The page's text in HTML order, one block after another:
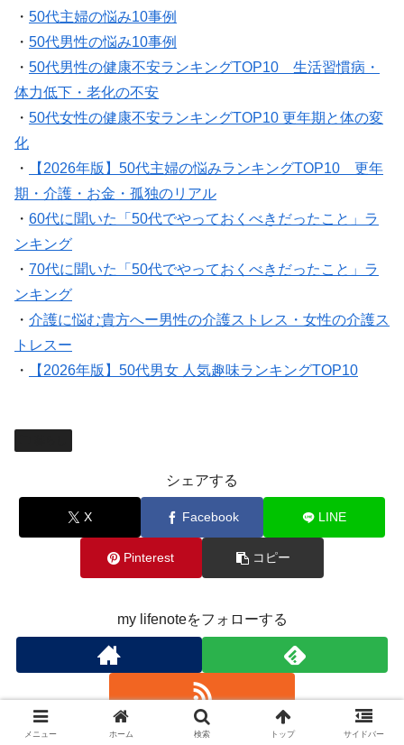
・ 50代主婦の悩み10事例
・ 50代男性の悩み10事例
・ 50代男性の健康不安ランキングTOP10 生活習慣病・
体力低下・老化の不安
・ 50代女性の健康不安ランキングTOP10 更年期と体の変
化
・
【2026年版】50代主婦の悩みランキングTOP10 更年
期・介護・お金・孤独のリアル
・ 60代に聞いた「50代でやっておくべきだったこと」ラ
ンキング
・ 70代に聞いた「50代でやっておくべきだったこと」ラ
ンキング
・ 介護に悩む貴方へー男性の介護ストレス・女性の介護ス
トレスー
・
【2026年版】50代男女 人気趣味ランキングTOP10
シェアする
X Facebook LINE
Pinterest コピー
my lifenoteをフォローする
メニュー ホーム 検索 トップ サイドバー